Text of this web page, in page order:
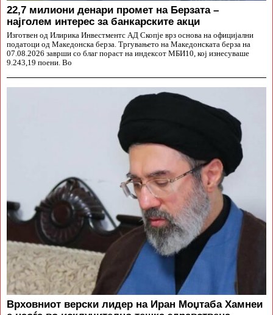
22,7 милиони денари промет на Берзата –
најголем интерес за банкарските акци
Изготвен од Илирика Инвестментс АД Скопје врз основа на официјални
податоци од Македонска берза. Тргувањето на Македонската берза на
07.08.2026 заврши со благ пораст на индексот МБИ10, кој изнесуваше
9.243,19 поени. Во
Врховниот верски лидер на Иран Моџтаба Хамнеи